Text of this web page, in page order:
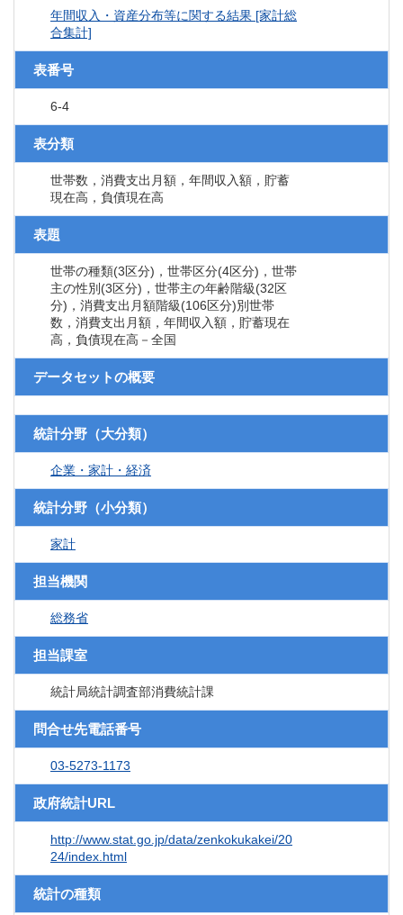
年間収入・資産分布等に関する結果 [家計総
合集計]
表番号
6-4
表分類
世帯数，消費支出月額，年間収入額，貯蓄
現在高，負債現在高
表題
世帯の種類(3区分)，世帯区分(4区分)，世帯
主の性別(3区分)，世帯主の年齢階級(32区
分)，消費支出月額階級(106区分)別世帯
数，消費支出月額，年間収入額，貯蓄現在
高，負債現在高－全国
データセットの概要
統計分野（大分類）
企業・家計・経済
統計分野（小分類）
家計
担当機関
総務省
担当課室
統計局統計調査部消費統計課
問合せ先電話番号
03-5273-1173
政府統計URL
http://www.stat.go.jp/data/zenkokukakei/20
24/index.html
統計の種類